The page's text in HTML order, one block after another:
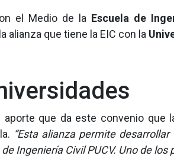
el Medio de la Escuela de
alianza que tiene la EIC con la
que da este convenio
“Esta alianza permite
Ingeniería Civil PUCV. Uno de